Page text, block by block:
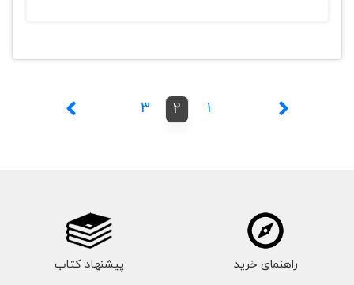
1
2
3
راهنمای خرید پیشنهاد کتاب